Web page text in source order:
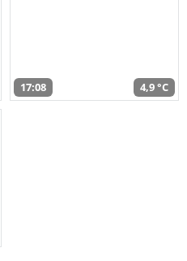
17:08 4,9 °C